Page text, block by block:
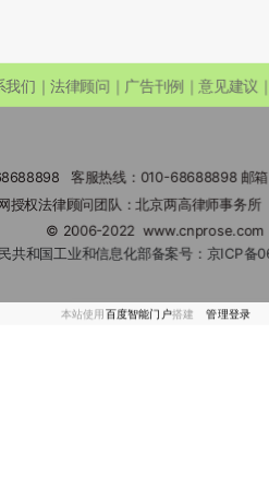
客服热线：010-68688898 邮
授权法律顾问团队：北京两高律师事务
© 2006-2022www.cnprose.com
共和国工业和信息化部备案号： 京ICP备
我们｜法律顾问｜广告刊例｜意见建议
本站使用百度智能门户搭建 管理登录